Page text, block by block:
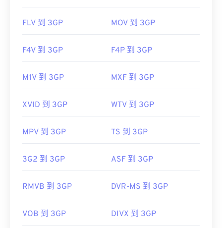
FLV 到 3GP MOV 到 3GP
F4V 到 3GP F4P 到 3GP
M1V 到 3GP MXF 到 3GP
XVID 到 3GP WTV 到 3GP
MPV 到 3GP TS 到 3GP
3G2 到 3GP ASF 到 3GP
RMVB 到 3GP DVR-MS 到 3GP
VOB 到 3GP DIVX 到 3GP